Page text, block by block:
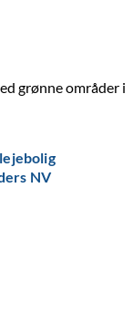
grønne områder i
NV